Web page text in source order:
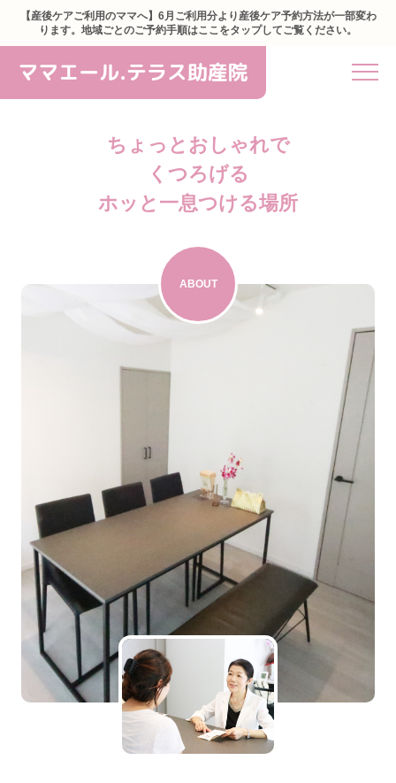
【産後ケアご利用のママへ】6月ご利用分より産後ケア予約方法が一部変わ
ります。地域ごとのご予約手順はここをタップしてご覧ください。
ちょっとおしゃれで
くつろげる
ホッと一息つける場所
ABOUT